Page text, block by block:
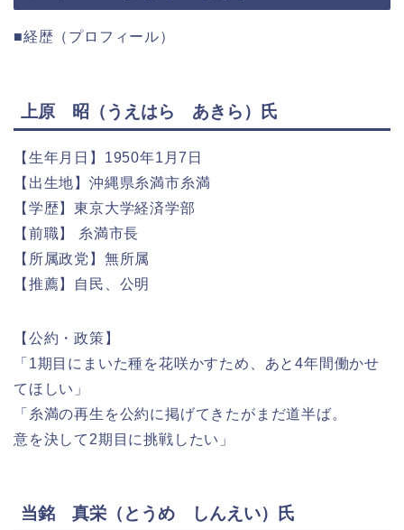
■経歴（プロフィール）
上原 昭（うえはら あきら）氏
【生年月日】1950年1月7日
【出生地】沖縄県糸満市糸満
【学歴】東京大学経済学部
【前職】 糸満市長
【所属政党】無所属
【推薦】自民、公明
【公約・政策】
「1期目にまいた種を花咲かすため、あと4年間働かせ
てほしい」
「糸満の再生を公約に掲げてきたがまだ道半ば。
意を決して2期目に挑戦したい」
当銘 真栄（とうめ しんえい）氏